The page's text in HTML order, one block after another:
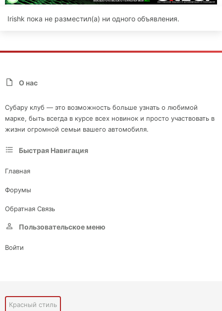
Irishk пока не разместил(а) ни одного объявления.
О нас
Субару клуб — это возможность больше узнать о любимой
марке, быть всегда в курсе всех новинок и просто участвовать в
жизни огромной семьи вашего автомобиля.
Быстрая Навигация
Главная
Форумы
Обратная Связь
Пользовательское меню
Войти
Красный стиль